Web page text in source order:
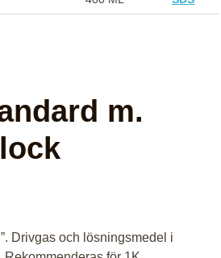
m.
Drivgas och lösningsmedel i